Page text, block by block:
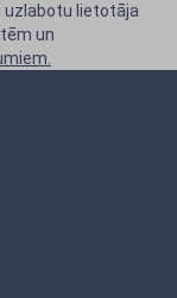
lietotāja
un